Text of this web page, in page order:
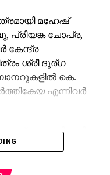
മഹേഷ്
ചോപ്ര,
കേന്ദ്ര
ശ്രീ ദുര്ഗ
കെ.
എന്നിവര്‍
പുറത്തിറങ്ങിയ